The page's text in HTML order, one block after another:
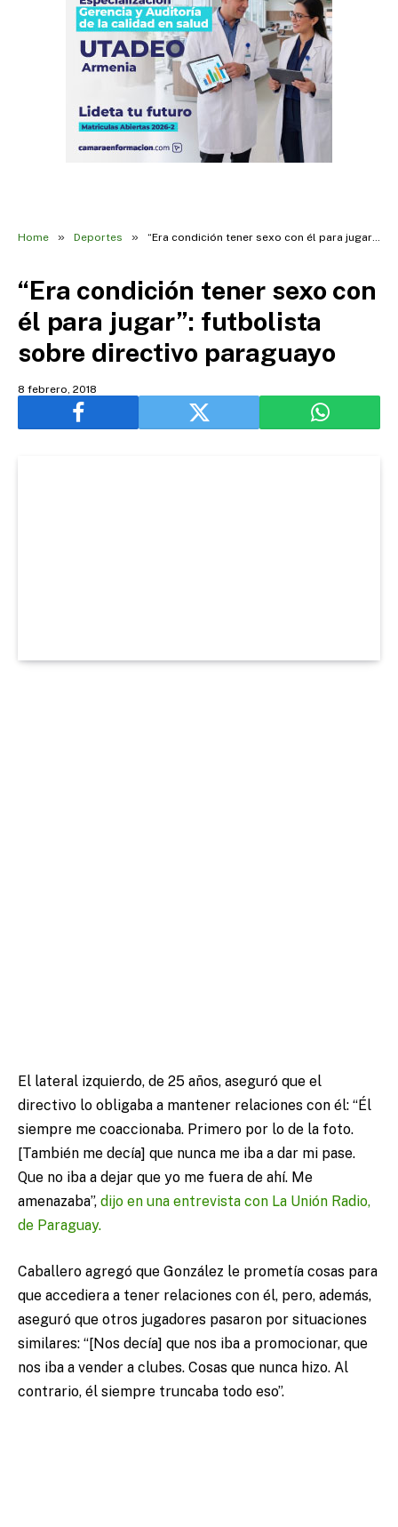
Home » Deportes » “Era condición tener sexo con él para jugar”: futbolista sobre directivo paraguayo
“Era condición tener sexo con
él para jugar”: futbolista
sobre directivo paraguayo
8 febrero, 2018
El lateral izquierdo, de 25 años, aseguró que el
directivo lo obligaba a mantener relaciones con él: “Él
siempre me coaccionaba. Primero por lo de la foto.
[También me decía] que nunca me iba a dar mi pase.
Que no iba a dejar que yo me fuera de ahí. Me
amenazaba”, dijo en una entrevista con La Unión Radio,
de Paraguay.
Caballero agregó que González le prometía cosas para
que accediera a tener relaciones con él, pero, además,
aseguró que otros jugadores pasaron por situaciones
similares: “[Nos decía] que nos iba a promocionar, que
nos iba a vender a clubes. Cosas que nunca hizo. Al
contrario, él siempre truncaba todo eso”.